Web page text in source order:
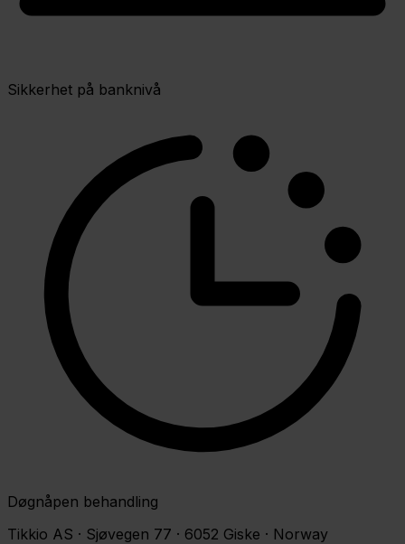
Sikkerhet på banknivå
Døgnåpen behandling
Tikkio AS · Sjøvegen 77 · 6052 Giske · Norway